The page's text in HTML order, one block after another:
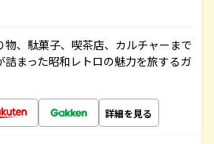
、駄菓子、喫茶店、カルチャーまで
まった昭和レトロの魅力を旅するガ
詳細を見る